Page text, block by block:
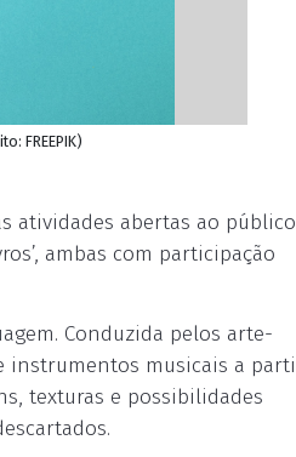
FREEPIK)
atividades abertas ao
ambas com participação
Conduzida pelos arte-
instrumentos musicais a
texturas e possibilidades